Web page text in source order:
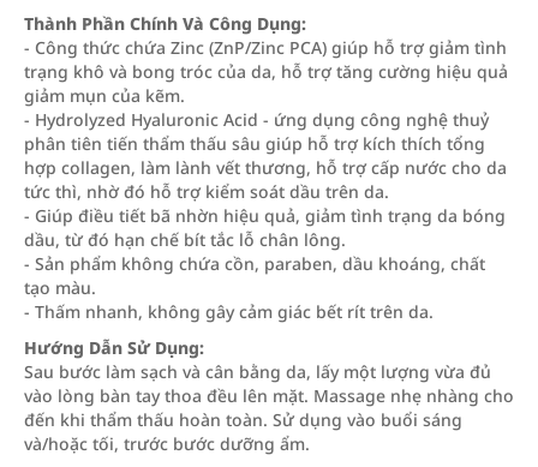
Thành Phần Chính Và Công Dụng:
- Công thức chứa Zinc (ZnP/Zinc PCA) giúp hỗ trợ giảm tình
trạng khô và bong tróc của da, hỗ trợ tăng cường hiệu quả
giảm mụn của kẽm.
- Hydrolyzed Hyaluronic Acid - ứng dụng công nghệ thuỷ
phân tiên tiến thẩm thấu sâu giúp hỗ trợ kích thích tổng
hợp collagen, làm lành vết thương, hỗ trợ cấp nước cho da
tức thì, nhờ đó hỗ trợ kiểm soát dầu trên da.
- Giúp điều tiết bã nhờn hiệu quả, giảm tình trạng da bóng
dầu, từ đó hạn chế bít tắc lỗ chân lông.
- Sản phẩm không chứa cồn, paraben, dầu khoáng, chất
tạo màu.
- Thấm nhanh, không gây cảm giác bết rít trên da.
Hướng Dẫn Sử Dụng:
Sau bước làm sạch và cân bằng da, lấy một lượng vừa đủ
vào lòng bàn tay thoa đều lên mặt. Massage nhẹ nhàng cho
đến khi thẩm thấu hoàn toàn. Sử dụng vào buổi sáng
và/hoặc tối, trước bước dưỡng ẩm.